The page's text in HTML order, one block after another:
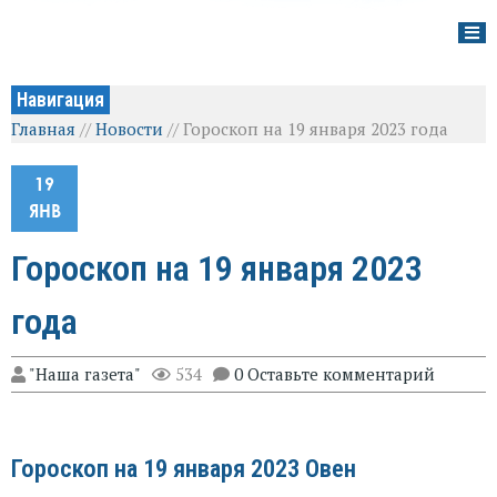
Навигация
Главная //Новости //Гороскоп на 19 января 2023 года
19
ЯНВ
Гороскоп на 19 января 2023
года
"Наша газета" 534 0 Оставьте комментарий
Гороскоп на 19 января 2023 Овен